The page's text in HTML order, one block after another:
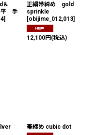
＆
手
]
正絹帯締め gold
sprinkle
[obijime_012,013]
12,100円 (税込)
帯締め cubic dot